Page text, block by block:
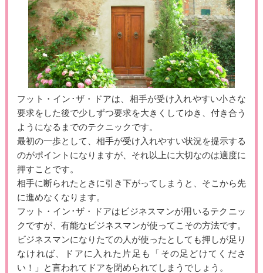
フット・イン･ザ・ドアは、相手が受け入れやすい小さな
要求をした後で少しずつ要求を大きくしてゆき、付き合う
ようになるまでのテクニックです。
最初の一歩として、相手が受け入れやすい状況を提示する
のがポイントになりますが、それ以上に大切なのは適度に
押すことです。
相手に断られたときに引き下がってしまうと、そこから先
に進めなくなります。
フット・イン･ザ・ドアはビジネスマンが用いるテクニッ
クですが、有能なビジネスマンが使ってこその方法です。
ビジネスマンになりたての人が使ったとしても押しが足り
なければ、ドアに入れた片足も「その足どけてくださ
い！」と言われてドアを閉められてしまうでしょう。